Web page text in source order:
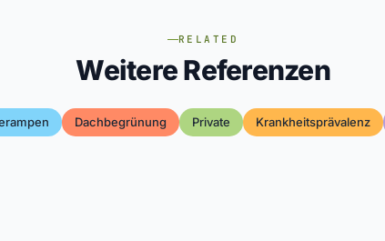
RELATED
Weitere Referenzen
Dachbegrünung Private Krankheitsprävalenz